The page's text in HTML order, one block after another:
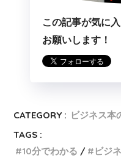
この記事が気に
お願いします！
CATEGORY : ビジネス本
TAGS :
10分でわかる
ビジ